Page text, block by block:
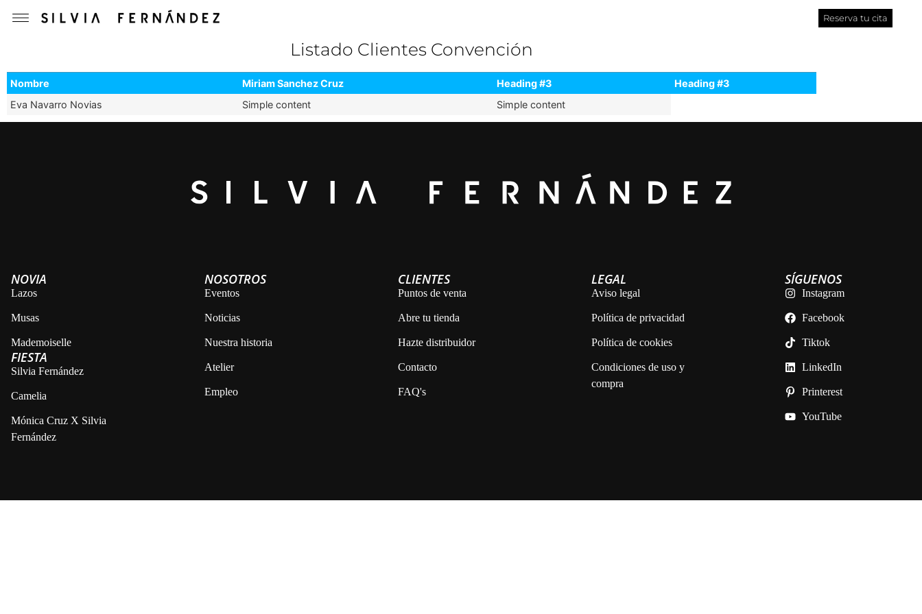
Reserva tu cita
Listado Clientes Convención
Nombre Miriam Sanchez Cruz Heading #3
Heading #3
Eva Navarro Novias
Simple content Simple content
NOVIA
Lazos
Musas
Mademoiselle
FIESTA
Silvia Fernández
Camelia
Mónica Cruz X Silvia
Fernández
NOSOTROS
Eventos
Noticias
Nuestra historia
Atelier
Empleo
CLIENTES
Puntos de venta
Abre tu tienda
Hazte distribuidor
Contacto
FAQ's
LEGAL
Aviso legal
Política de privacidad
Política de cookies
Condiciones de uso y
compra
SÍGUENOS
Instagram
Facebook
Tiktok
LinkedIn
Printerest
YouTube